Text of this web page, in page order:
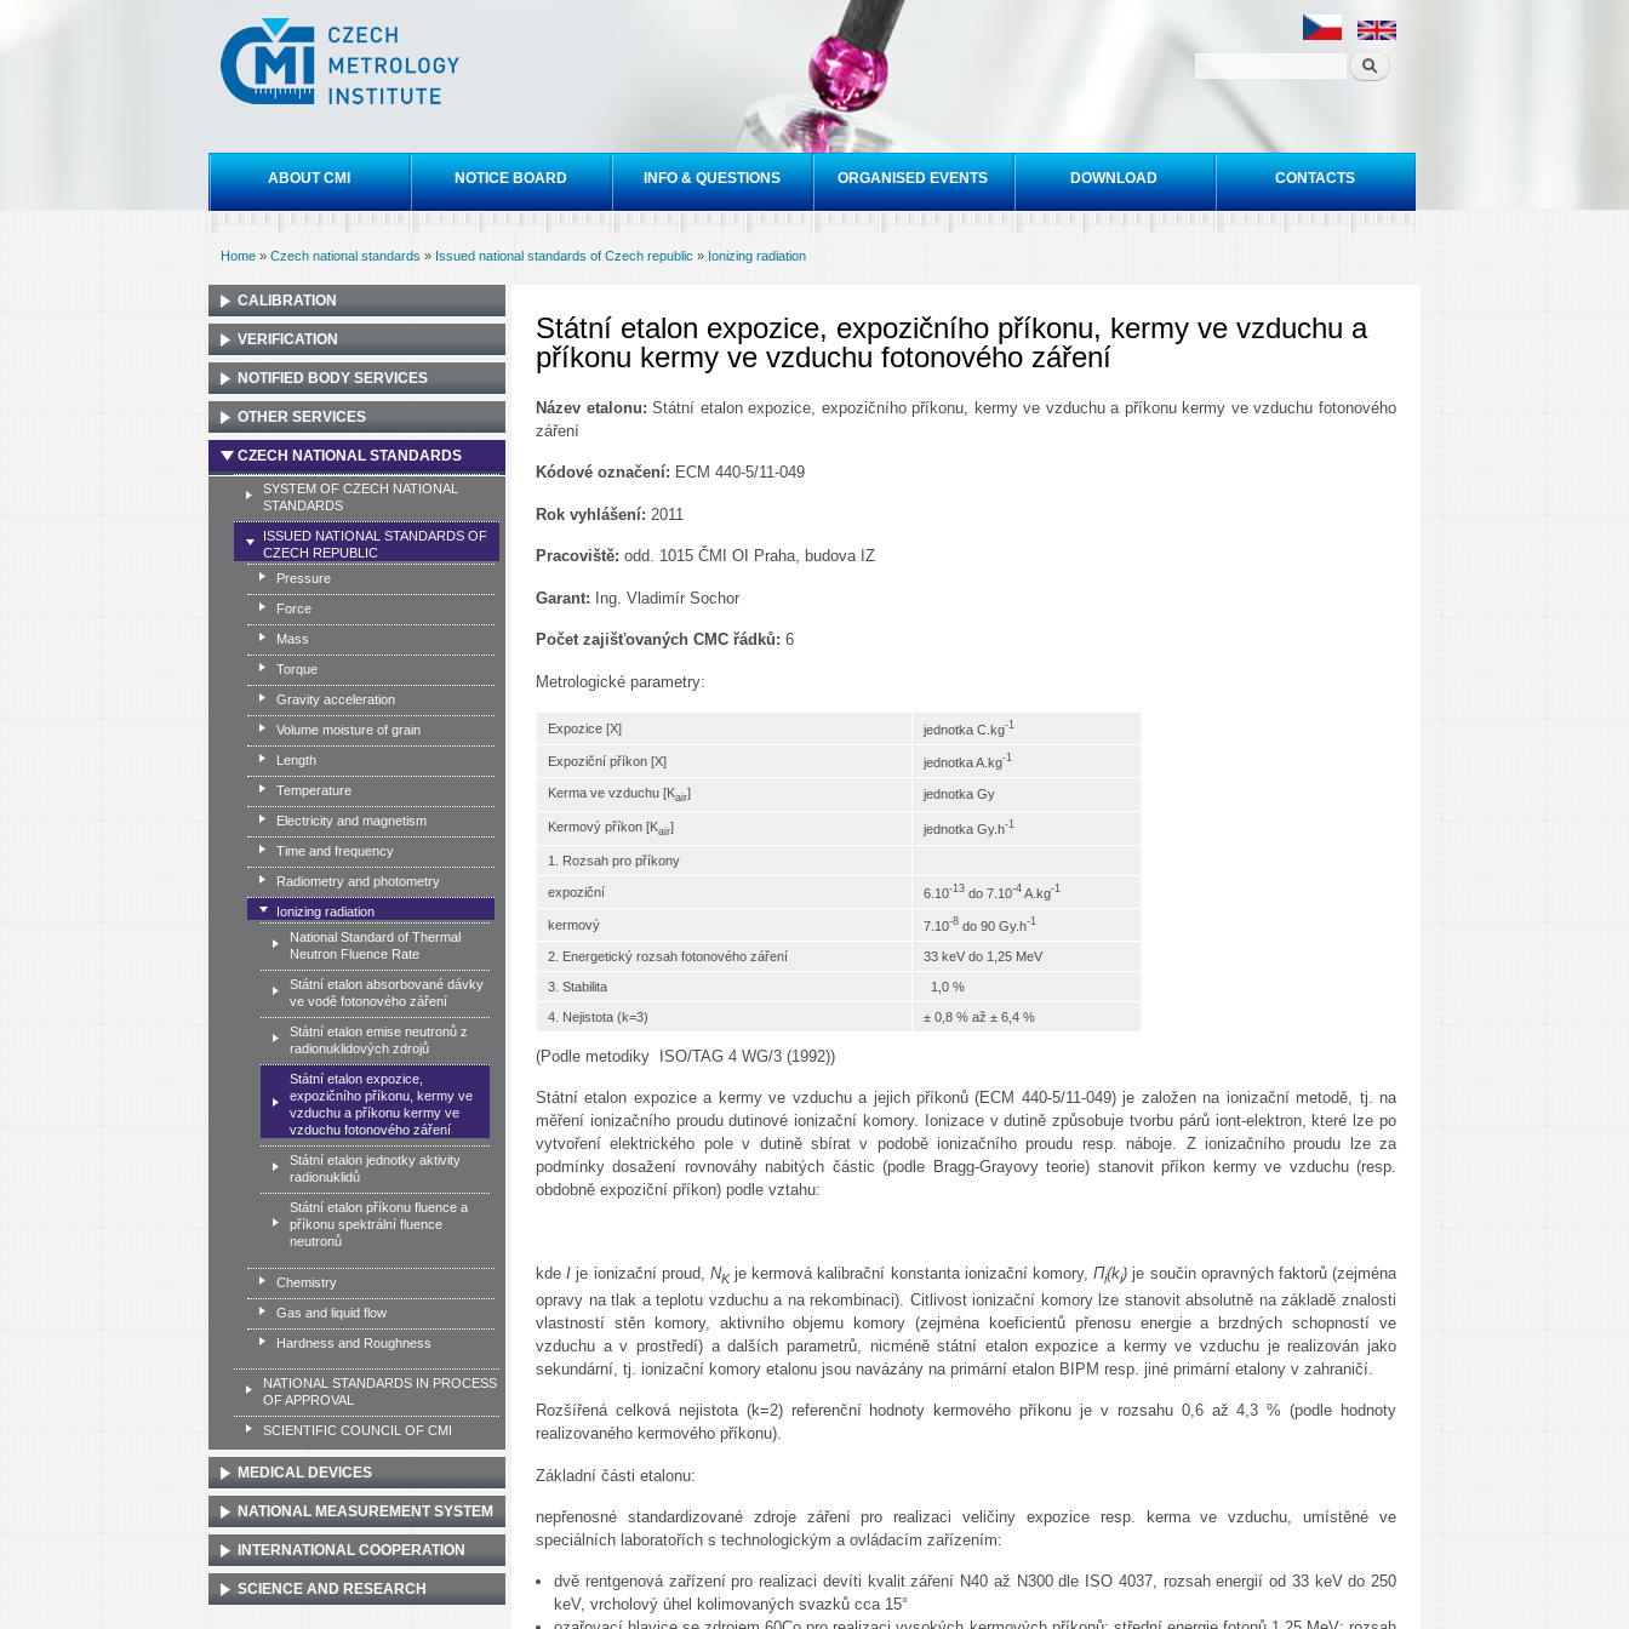
Czech
metrology
institute
Main menu
ABOUT CMI NOTICE BOARD INFO & QUESTIONS ORGANISED EVENTS DOWNLOAD CONTACTS
Home » Czech national standards » Issued national standards of Czech republic » Ionizing radiation
Státní etalon expozice, expozičního příkonu, kermy ve vzduchu a
příkonu kermy ve vzduchu fotonového záření
Název etalonu:Státní etalon expozice, expozičního příkonu, kermy ve vzduchu a příkonu kermy ve vzduchu fotonového
záření
Kódové označení: ECM 440-5/11-049
Rok vyhlášení: 2011
Pracoviště: odd. 1015 ČMI OI Praha, budova IZ
Garant: Ing. Vladimír Sochor
Počet zajišťovaných CMC řádků: 6
Metrologické parametry:
Expozice [X] jednotka C.kg-1
Expoziční příkon [X] jednotka A.kg-1
Kerma ve vzduchu [Kair] jednotka Gy
Kermový příkon [Kair] jednotka Gy.h-1
1. Rozsah pro příkony
expoziční 6.10-13 do 7.10-4 A.kg-1
kermový 7.10-8 do 90 Gy.h-1
2. Energetický rozsah fotonového záření 33 keV do 1,25 MeV
3. Stabilita 1,0 %
4. Nejistota (k=3) ± 0,8 % až ± 6,4 %
(Podle metodiky ISO/TAG 4 WG/3 (1992))
Státní etalon expozice a kermy ve vzduchu a jejich příkonů (ECM 440-5/11-049) je založen na ionizační metodě, tj. na
měření ionizačního proudu dutinové ionizační komory. Ionizace v dutině způsobuje tvorbu párů iont-elektron, které lze po
vytvoření elektrického pole v dutině sbírat v podobě ionizačního proudu resp. náboje. Z ionizačního proudu lze za
podmínky dosažení rovnováhy nabitých částic (podle Bragg-Grayovy teorie) stanovit příkon kermy ve vzduchu (resp.
obdobně expoziční příkon) podle vztahu:
kdeI je ionizační proud, NKje kermová kalibrační konstanta ionizační komory,Πi(ki) je součin opravných faktorů (zejména
opravy na tlak a teplotu vzduchu a na rekombinaci). Citlivost ionizační komory lze stanovit absolutně na základě znalosti
vlastností stěn komory, aktivního objemu komory (zejména koeficientů přenosu energie a brzdných schopností ve
vzduchu a v prostředí) a dalších parametrů, nicméně státní etalon expozice a kermy ve vzduchu je realizován jako
sekundární, tj. ionizační komory etalonu jsou navázány na primární etalon BIPM resp. jiné primární etalony v zahraničí.
Rozšířená celková nejistota (k=2) referenční hodnoty kermového příkonu je v rozsahu 0,6 až 4,3 % (podle hodnoty
realizovaného kermového příkonu).
Základní části etalonu:
nepřenosné standardizované zdroje záření pro realizaci veličiny expozice resp. kerma ve vzduchu, umístěné ve
speciálních laboratořích s technologickým a ovládacím zařízením:
dvě rentgenová zařízení pro realizaci devíti kvalit záření N40 až N300 dle ISO 4037, rozsah energií od 33 keV do 250
keV, vrcholový úhel kolimovaných svazků cca 15°
CALIBRATION
VERIFICATION
NOTIFIED BODY SERVICES
OTHER SERVICES
CZECH NATIONAL STANDARDS
SYSTEM OF CZECH NATIONAL
STANDARDS
ISSUED NATIONAL STANDARDS OF
CZECH REPUBLIC
Pressure
Force
Mass
Torque
Gravity acceleration
Volume moisture of grain
Length
Temperature
Electricity and magnetism
Time and frequency
Radiometry and photometry
Ionizing radiation
National Standard of Thermal
Neutron Fluence Rate
Státní etalon absorbované dávky
ve vodě fotonového záření
Státní etalon emise neutronů z
radionuklidových zdrojů
Státní etalon expozice,
expozičního příkonu, kermy ve
vzduchu a příkonu kermy ve
vzduchu fotonového záření
Státní etalon jednotky aktivity
radionuklidů
Státní etalon příkonu fluence a
příkonu spektrální fluence
neutronů
Chemistry
Gas and liquid flow
Hardness and Roughness
NATIONAL STANDARDS IN PROCESS
OF APPROVAL
SCIENTIFIC COUNCIL OF CMI
MEDICAL DEVICES
NATIONAL MEASUREMENT SYSTEM
INTERNATIONAL COOPERATION
SCIENCE AND RESEARCH